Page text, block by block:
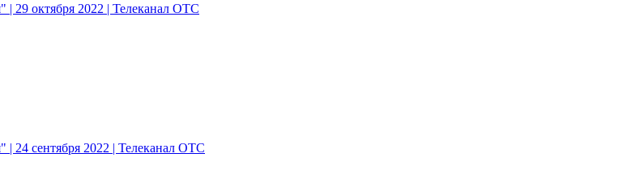
29 октября 2022 | Телеканал ОТС
24 сентября 2022 | Телеканал ОТС